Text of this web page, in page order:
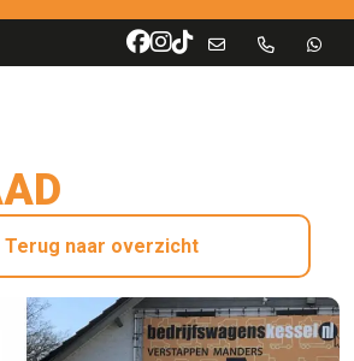
Terug naar overzicht